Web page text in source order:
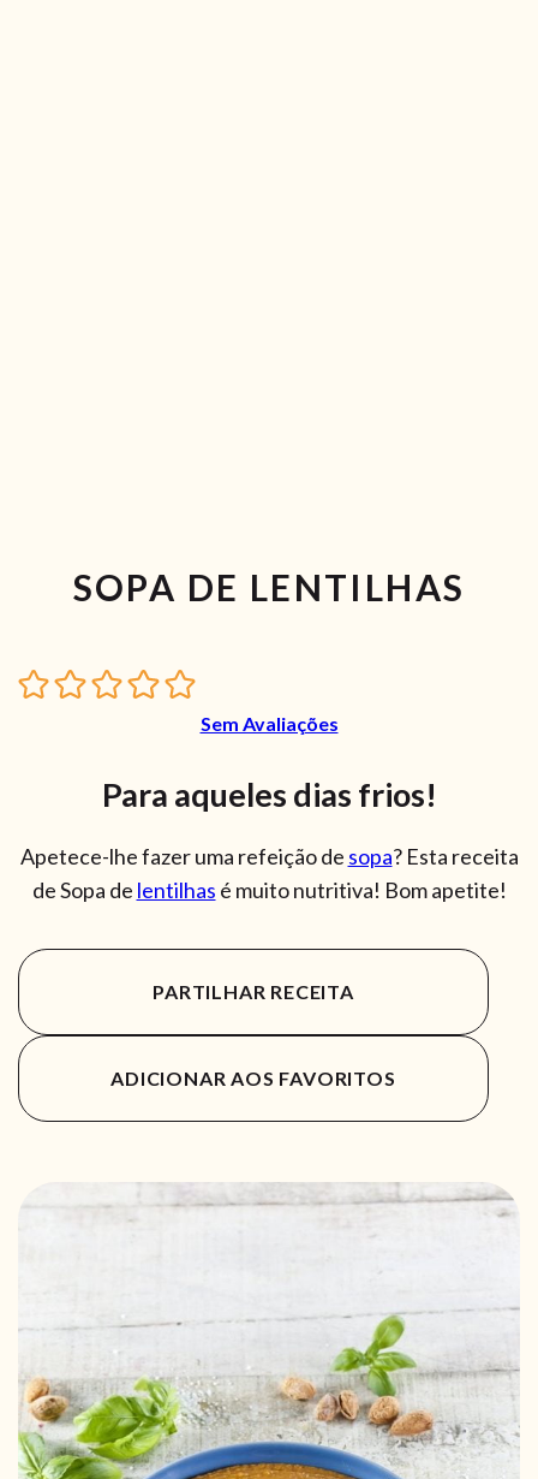
SOPA DE LENTILHAS
Sem Avaliações
Para aqueles dias frios!
Apetece-lhe fazer uma refeição de sopa? Esta receita
de Sopa de lentilhas é muito nutritiva! Bom apetite!
PARTILHAR RECEITA
ADICIONAR AOS FAVORITOS